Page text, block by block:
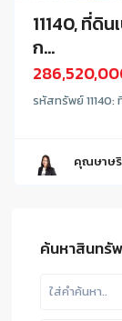
11140, ที่ดิ
ก...
รหัสทรัพย์
คุณษาษริ
ค้นหาสินทรั